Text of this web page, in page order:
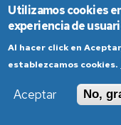
Política de
Utilizamos cookies
experiencia de
Al hacer click en
establezcamos cookies.
Aceptar
No,